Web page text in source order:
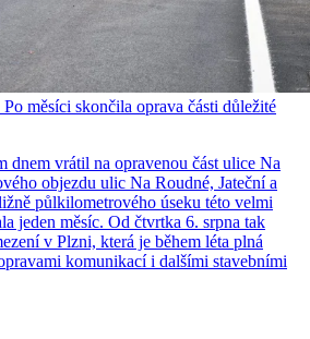
měsíci skončila oprava části důležité
dnem vrátil na opravenou část ulice Na
objezdu ulic Na Roudné, Jateční a
půlkilometrového úseku této velmi
jeden měsíc. Od čtvrtka 6. srpna tak
v Plzni, která je během léta plná
komunikací i dalšími stavebními